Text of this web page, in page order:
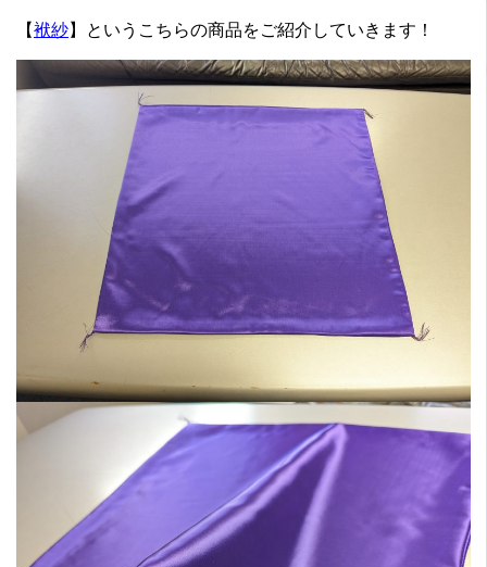
【袱紗】というこちらの商品をご紹介していきます！